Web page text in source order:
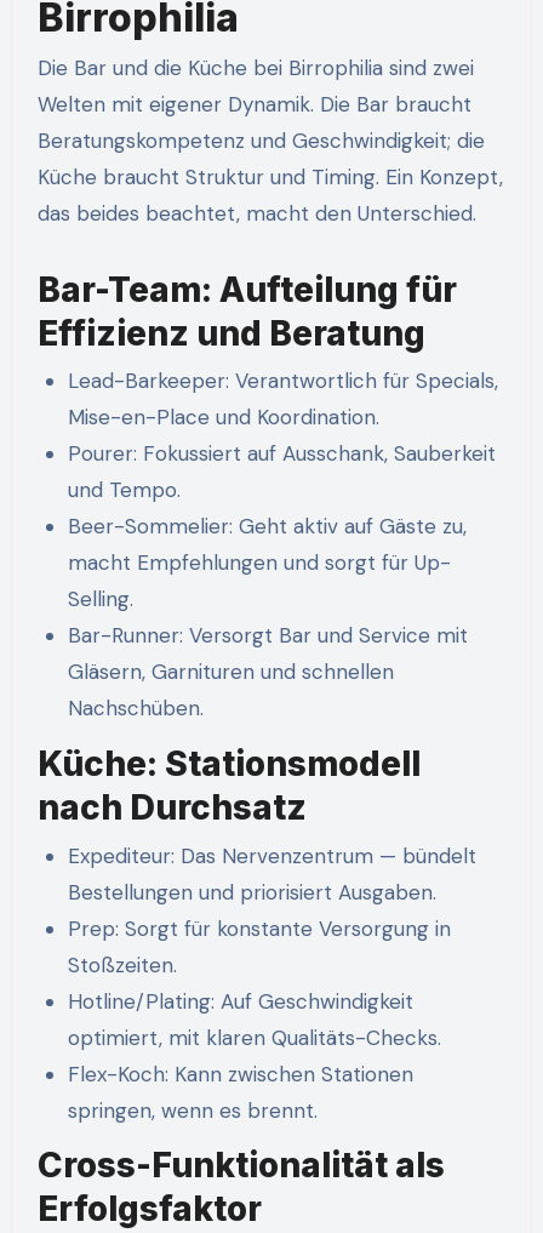
Birrophilia
Die Bar und die Küche bei Birrophilia sind zwei
Welten mit eigener Dynamik. Die Bar braucht
Beratungskompetenz und Geschwindigkeit; die
Küche braucht Struktur und Timing. Ein Konzept,
das beides beachtet, macht den Unterschied.
Bar-Team: Aufteilung für
Effizienz und Beratung
Lead-Barkeeper: Verantwortlich für Specials,
Mise-en-Place und Koordination.
Pourer: Fokussiert auf Ausschank, Sauberkeit
und Tempo.
Beer-Sommelier: Geht aktiv auf Gäste zu,
macht Empfehlungen und sorgt für Up-
Selling.
Bar-Runner: Versorgt Bar und Service mit
Gläsern, Garnituren und schnellen
Nachschüben.
Küche: Stationsmodell
nach Durchsatz
Expediteur: Das Nervenzentrum — bündelt
Bestellungen und priorisiert Ausgaben.
Prep: Sorgt für konstante Versorgung in
Stoßzeiten.
Hotline/Plating: Auf Geschwindigkeit
optimiert, mit klaren Qualitäts-Checks.
Flex-Koch: Kann zwischen Stationen
springen, wenn es brennt.
Cross-Funktionalität als
Erfolgsfaktor